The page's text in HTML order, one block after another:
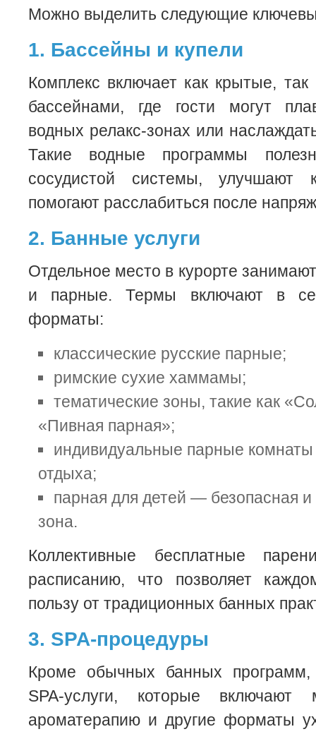
Можно выделить следующие
1. Бассейны и купели
Комплекс включает как крытые,
бассейнами, где гости могут
водных релакс-зонах или
Такие водные программы
сосудистой системы, улучшают
помогают расслабиться после
2. Банные услуги
Отдельное место в курорте
и парные. Термы включают в
форматы:
классические русские парные;
римские сухие хаммамы;
тематические зоны, такие как
«Пивная парная»;
индивидуальные парные комнаты
отдыха;
парная для детей — безопасная и
зона.
Коллективные бесплатные
расписанию, что позволяет
пользу от традиционных банных
3. SPA-процедуры
Кроме обычных банных программ,
SPA-услуги, которые включают
ароматерапию и другие форматы